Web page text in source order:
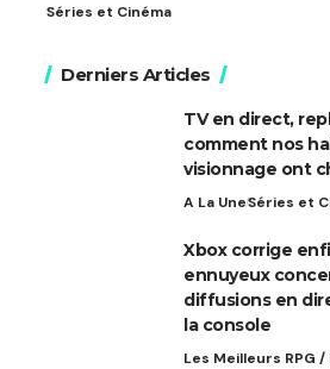
Séries et Cinéma
Derniers Articles
TV en direct,
comment nos
visionnage ont
A La UneSéries et
Xbox corrige
ennuyeux
diffusions en
la console
Les Meilleurs RPG